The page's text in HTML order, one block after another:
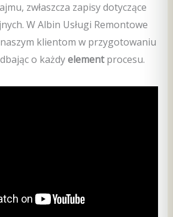
zwłaszcza zapisy dotyczące
W Albin Usługi Remontowe
klientom w przygotowaniu
o każdyelementprocesu.